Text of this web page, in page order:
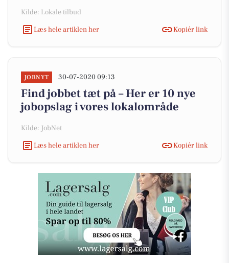
Kilde: Lokale tilbud
Læs hele artiklen her
Kopiér link
JOBNYT 30-07-2020 09:13
Find jobbet tæt på – Her er 10 nye
jobopslag i vores lokalområde
Kilde: JobNet
Læs hele artiklen her
Kopiér link